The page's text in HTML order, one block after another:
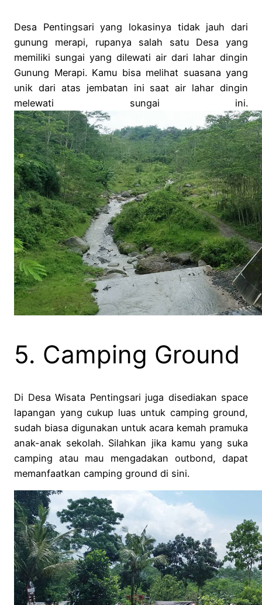
Desa Pentingsari yang lokasinya tidak jauh dari
gunung merapi, rupanya salah satu Desa yang
memiliki sungai yang dilewati air dari lahar dingin
Gunung Merapi. Kamu bisa melihat suasana yang
unik dari atas jembatan ini saat air lahar dingin
melewati sungai ini.
5. Camping Ground
Di Desa Wisata Pentingsari juga disediakan space
lapangan yang cukup luas untuk camping ground,
sudah biasa digunakan untuk acara kemah pramuka
anak-anak sekolah. Silahkan jika kamu yang suka
camping atau mau mengadakan outbond, dapat
memanfaatkan camping ground di sini.